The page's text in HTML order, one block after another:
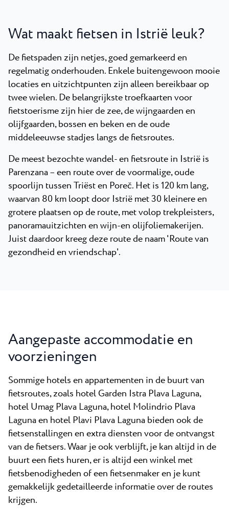
Wat maakt fietsen in Istrië leuk?
De fietspaden zijn netjes, goed gemarkeerd en
regelmatig onderhouden. Enkele buitengewoon mooie
locaties en uitzichtpunten zijn alleen bereikbaar op
twee wielen. De belangrijkste troefkaarten voor
fietstoerisme zijn hier de zee, de wijngaarden en
olijfgaarden, bossen en beken en de oude
middeleeuwse stadjes langs de fietsroutes.
De meest bezochte wandel- en fietsroute in Istrië is
Parenzana – een route over de voormalige, oude
spoorlijn tussen Triëst en Poreč. Het is 120 km lang,
waarvan 80 km loopt door Istrië met 30 kleinere en
grotere plaatsen op de route, met volop trekpleisters,
panoramauitzichten en wijn-en olijfoliemakerijen.
Juist daardoor kreeg deze route de naam 'Route van
gezondheid en vriendschap'.
Aangepaste accommodatie en
voorzieningen
Sommige hotels en appartementen in de buurt van
fietsroutes, zoals hotel Garden Istra Plava Laguna,
hotel Umag Plava Laguna, hotel Molindrio Plava
Laguna en hotel Plavi Plava Laguna bieden ook de
fietsenstallingen en extra diensten voor de ontvangst
van de fietsers. Waar je ook verblijft, je kan altijd in de
buurt een fiets huren, er is altijd een winkel met
fietsbenodigheden of een fietsenmaker en je kunt
gemakkelijk gedetailleerde informatie over de routes
krijgen.